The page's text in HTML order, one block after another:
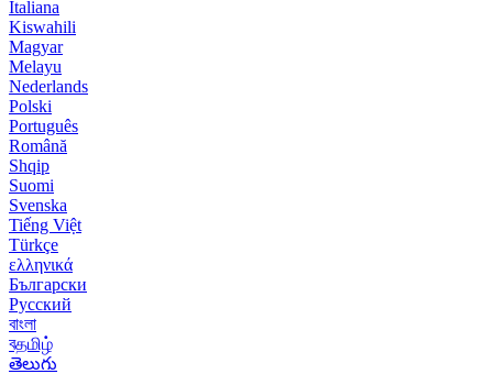
Italiana
Kiswahili
Magyar
Melayu
Nederlands
Polski
Português
Română
Shqip
Suomi
Svenska
Tiếng Việt
Türkçe
ελληνικά
Български
Русский
বাংলা
বதமிழ்
తెలుగు